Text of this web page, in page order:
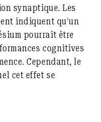
synaptique. Les
indiquent qu’un
pourrait être
cognitives
Cependant, le
cet effet se